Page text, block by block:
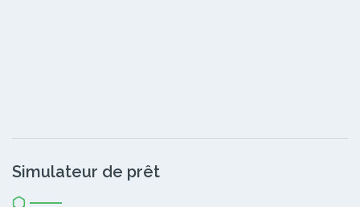
Simulateur de prêt